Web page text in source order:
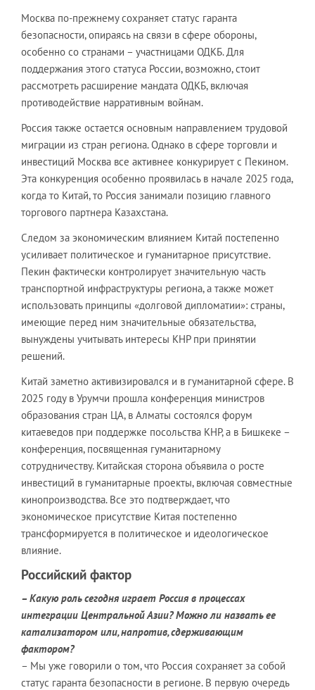
Москва по-прежнему сохраняет статус гаранта
безопасности, опираясь на связи в сфере обороны,
особенно со странами – участницами ОДКБ. Для
поддержания этого статуса России, возможно, стоит
рассмотреть расширение мандата ОДКБ, включая
противодействие нарративным войнам.
Россия также остается основным направлением трудовой
миграции из стран региона. Однако в сфере торговли и
инвестиций Москва все активнее конкурирует с Пекином.
Эта конкуренция особенно проявилась в начале 2025 года,
когда то Китай, то Россия занимали позицию главного
торгового партнера Казахстана.
Следом за экономическим влиянием Китай постепенно
усиливает политическое и гуманитарное присутствие.
Пекин фактически контролирует значительную часть
транспортной инфраструктуры региона, а также может
использовать принципы «долговой дипломатии»: страны,
имеющие перед ним значительные обязательства,
вынуждены учитывать интересы КНР при принятии
решений.
Китай заметно активизировался и в гуманитарной сфере. В
2025 году в Урумчи прошла конференция министров
образования стран ЦА, в Алматы состоялся форум
китаеведов при поддержке посольства КНР, а в Бишкеке –
конференция, посвященная гуманитарному
сотрудничеству. Китайская сторона объявила о росте
инвестиций в гуманитарные проекты, включая совместные
кинопроизводства. Все это подтверждает, что
экономическое присутствие Китая постепенно
трансформируется в политическое и идеологическое
влияние.
Российский фактор
– Какую роль сегодня играет Россия в процессах
интеграции Центральной Азии? Можно ли назвать ее
катализатором или, напротив, сдерживающим
фактором?
– Мы уже говорили о том, что Россия сохраняет за собой
статус гаранта безопасности в регионе. В первую очередь